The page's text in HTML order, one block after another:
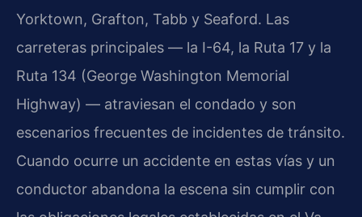
Yorktown, Grafton, Tabb y Seaford. Las
carreteras principales — la I-64, la Ruta 17 y la
Ruta 134 (George Washington Memorial
Highway) — atraviesan el condado y son
escenarios frecuentes de incidentes de tránsito.
Cuando ocurre un accidente en estas vías y un
conductor abandona la escena sin cumplir con